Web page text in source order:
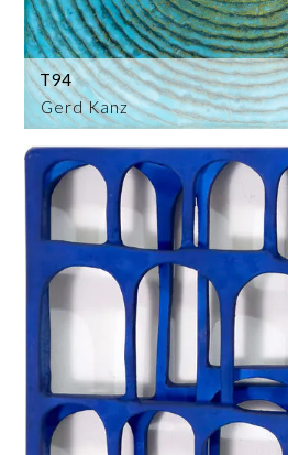
Gerd Kanz
T94